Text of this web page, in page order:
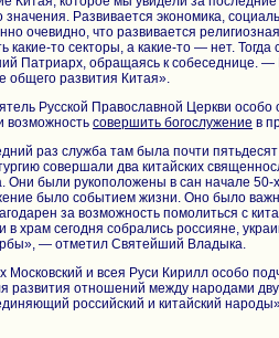
значения. Развивается экономика,
очевидно, что развивается
какие-то секторы, а какие-то — нет.
Патриарх, обращаясь к собеседнице. —
общего развития Китая».
Русской Православной Церкви
возможность совершить богослужение в
раз служба там была почти
совершали два китайских
Они были рукоположены в сан начале 50-
было событием жизни. Оно было
за возможность помолиться с
в храм сегодня собрались россияне,
— отметил Святейший Владыка.
Московский и всея Руси Кирилл особо
развития отношений между народами
российский и китайский